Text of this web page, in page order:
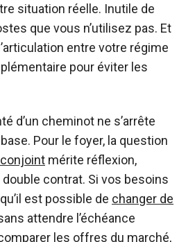
situation réelle. Inutile de
que vous n’utilisez pas. Et
entre votre régime
pour éviter les
d’un cheminot ne s’arrête
Pour le foyer, la question
mérite réflexion,
contrat. Si vos besoins
est possible de changer de
attendre l’échéance
les offres du marché,